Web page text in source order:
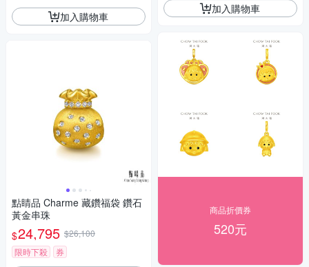
加入購物車
點睛品 Charme 藏鑽福袋 鑽石
黃金串珠
$24,795 $26,100
限時下殺
券
加入購物車
商品折價券
520元